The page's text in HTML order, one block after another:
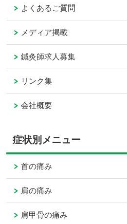
よくあるご質問
メディア掲載
鍼灸師求人募集
リンク集
会社概要
症状別メニュー
首の痛み
肩の痛み
肩甲骨の痛み